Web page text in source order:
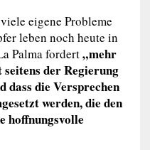
eigene Probleme
leben noch heute in
Palma fordert„mehr
der Regierung
dass die Versprechen
werden, die den
hoffnungsvolle